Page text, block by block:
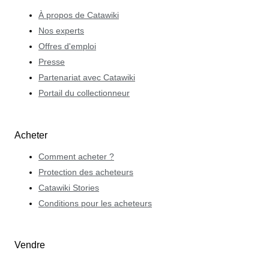
À propos de Catawiki
Nos experts
Offres d'emploi
Presse
Partenariat avec Catawiki
Portail du collectionneur
Acheter
Comment acheter ?
Protection des acheteurs
Catawiki Stories
Conditions pour les acheteurs
Vendre